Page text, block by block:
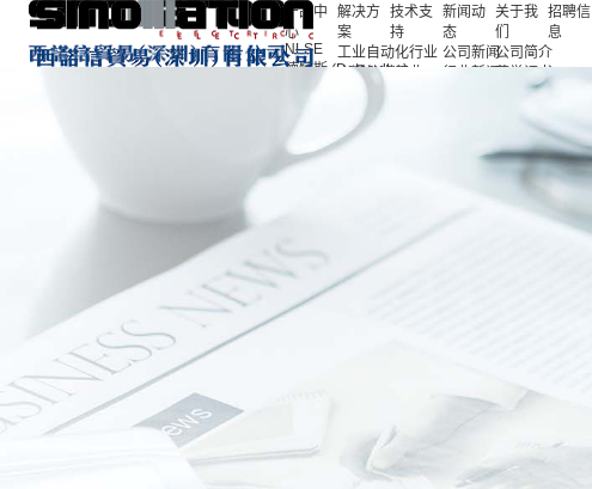
产品中
心
NLSE
德特斯 (Detasultra)
EDAC
魏德米勒(Weidmüller)
西门子(Siemens)
迪比卡（DBK）
得洛（Techno）
凯科(KATKO)
解决方
案
工业自动化行业
交通轨道行业
通讯行业
技术支
持
新闻动
态
公司新闻
关于我
们
公司简介
合作伙伴
招聘信
息